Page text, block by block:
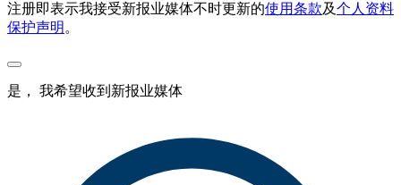
注册即表示我接受新报业媒体不时更新的使用条款及个人资料
保护声明 。
是， 我希望收到新报业媒体